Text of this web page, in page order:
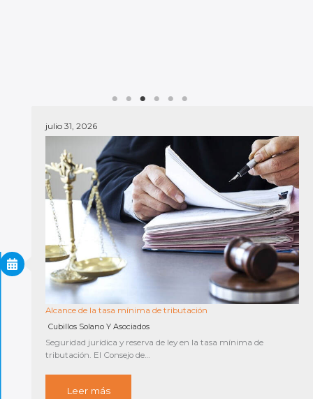
julio 31, 2026
Alcance de la tasa mínima de tributación
Cubillos Solano Y Asociados
Seguridad jurídica y reserva de ley en la tasa mínima de
tributación. El Consejo de…
Leer más